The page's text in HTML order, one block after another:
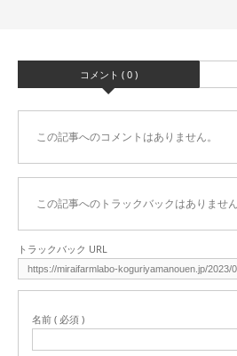
コメント ( 0 )
この記事へのコメントはありません。
この記事へのトラックバックはありません
トラックバック URL
名前 ( 必須 )